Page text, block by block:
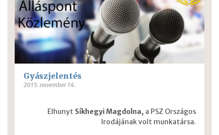
Gyászjelentés
2015. november 14.
Elhunyt Síkhegyi Magdolna, a PSZ Országos
Irodájának volt munkatársa.